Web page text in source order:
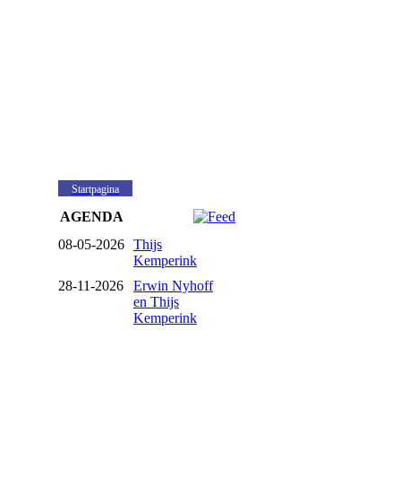
Startpagina
AGENDA
08-05-2026 Thijs
Kemperink
28-11-2026
Erwin Nyhoff
en Thijs
Kemperink